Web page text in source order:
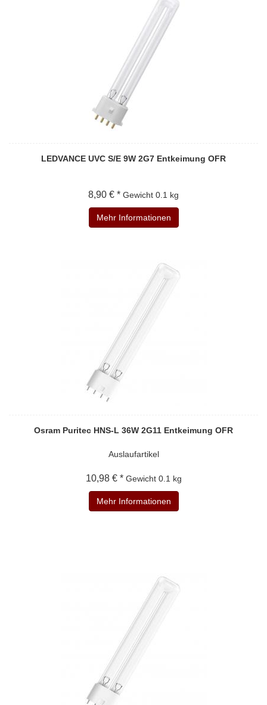
LEDVANCE UVC S/E 9W 2G7 Entkeimung OFR
8,90 € * Gewicht 0.1 kg
Mehr Informationen
Osram Puritec HNS-L 36W 2G11 Entkeimung OFR
Auslaufartikel
10,98 € * Gewicht 0.1 kg
Mehr Informationen